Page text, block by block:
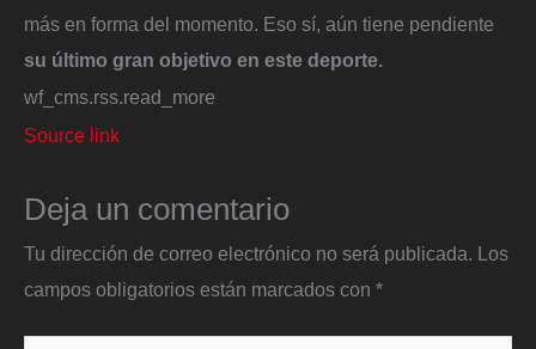
más en forma del momento. Eso sí, aún tiene pendiente
su último gran objetivo en este deporte.
wf_cms.rss.read_more
Source link
Deja un comentario
Tu dirección de correo electrónico no será publicada. Los
campos obligatorios están marcados con *